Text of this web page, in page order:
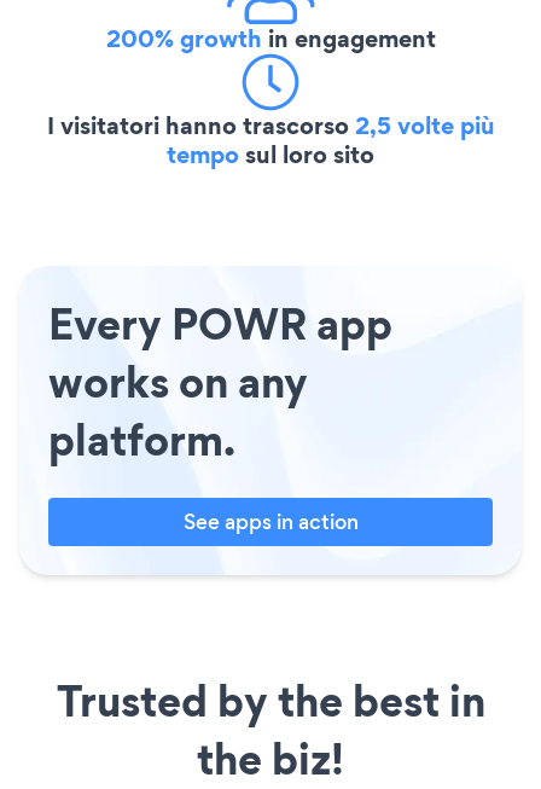
200% growth in engagement
I visitatori hanno trascorso2,5 volte più
temposul loro sito
Every POWR app
works on any
platform.
See apps in action
Trusted by the best in
the biz!